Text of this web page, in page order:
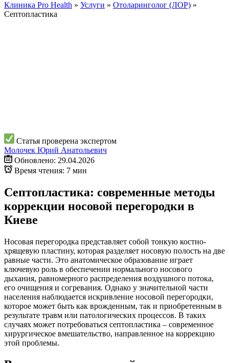
Клиника Pro Health » Услуги » Отоларинголог (ЛОР) »
Септопластика
Статья проверена экспертом
Молочек Юрий Анатольевич
Обновлено: 29.04.2026
Время чтения: 7 мин
Септопластика: современные методы
коррекции носовой перегородки в
Киеве
Носовая перегородка представляет собой тонкую костно-
хрящевую пластину, которая разделяет носовую полость на две
равные части. Это анатомическое образование играет
ключевую роль в обеспечении нормального носового
дыхания, равномерного распределения воздушного потока,
его очищения и согревания. Однако у значительной части
населения наблюдается искривление носовой перегородки,
которое может быть как врожденным, так и приобретенным в
результате травм или патологических процессов. В таких
случаях может потребоваться септопластика – современное
хирургическое вмешательство, направленное на коррекцию
этой проблемы.